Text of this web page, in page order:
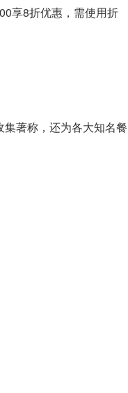
享8折优惠，需使用折
著称，还为各大知名餐